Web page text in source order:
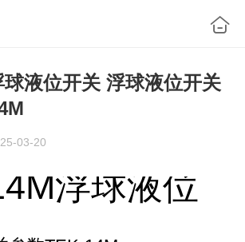
液位开关 浮球液位开关
03-20
浮球液位